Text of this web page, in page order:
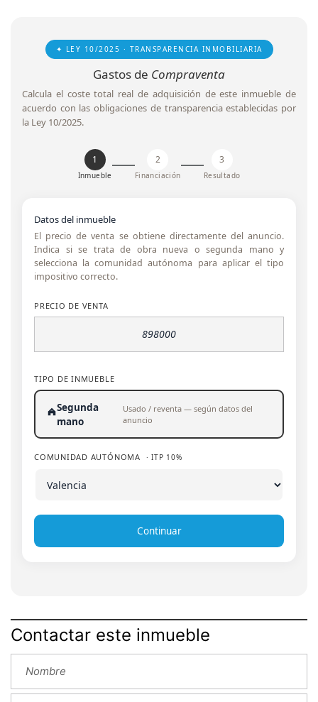
✦ LEY 10/2025 · TRANSPARENCIA INMOBILIARIA
Gastos de Compraventa
Calcula el coste total real de adquisición de este inmueble de
acuerdo con las obligaciones de transparencia establecidas por
la Ley 10/2025.
1
Inmueble
2
Financiación
3
Resultado
Datos del inmueble
El precio de venta se obtiene directamente del anuncio.
Indica si se trata de obra nueva o segunda mano y
selecciona la comunidad autónoma para aplicar el tipo
impositivo correcto.
PRECIO DE VENTA
TIPO DE INMUEBLE
Segunda
mano
Usado / reventa — según datos del
anuncio
COMUNIDAD AUTÓNOMA · ITP 10%
Continuar
Contactar este inmueble